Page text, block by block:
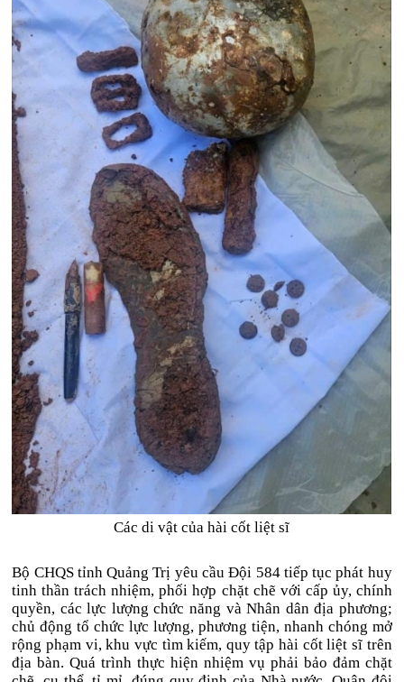
Các di vật của hài cốt liệt sĩ
Bộ CHQS tỉnh Quảng Trị yêu cầu Đội 584 tiếp tục phát huy
tinh thần trách nhiệm, phối hợp chặt chẽ với cấp ủy, chính
quyền, các lực lượng chức năng và Nhân dân địa phương;
chủ động tổ chức lực lượng, phương tiện, nhanh chóng mở
rộng phạm vi, khu vực tìm kiếm, quy tập hài cốt liệt sĩ trên
địa bàn. Quá trình thực hiện nhiệm vụ phải bảo đảm chặt